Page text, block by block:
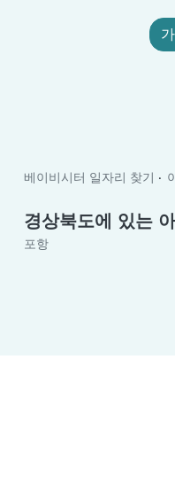
베이비시터 일자리 찾기
경상북도에 있는
포항